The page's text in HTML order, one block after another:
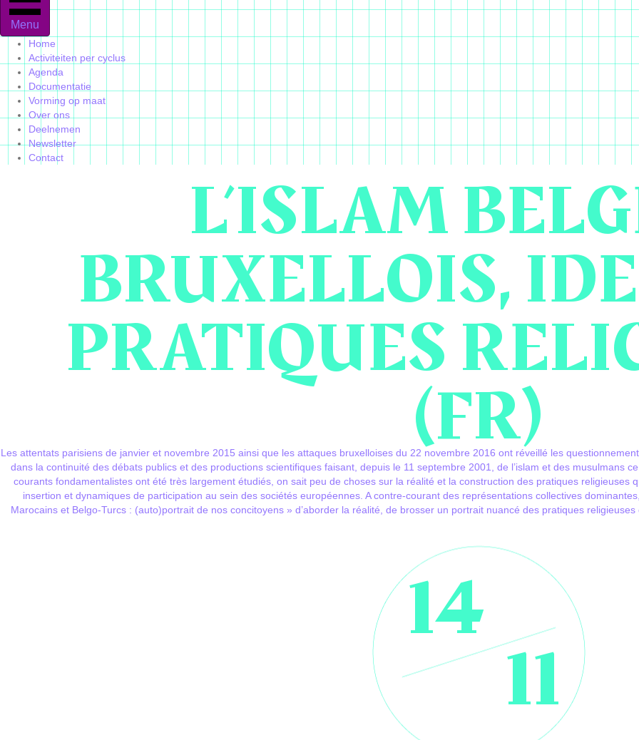
Menu
Home
Activiteiten per cyclus
Agenda
Documentatie
Vorming op maat
Over ons
Deelnemen
Newsletter
Contact
L’ISLAM
BRUXELLOIS,
PRATIQUES
(FR)
Les attentats parisiens de janvier et novembre 2015 ainsi que les attaques bruxelloises du 22 novembre 2016 ont réveillé les
dans la continuité des débats publics et des productions scientifiques faisant, depuis le 11 septembre 2001, de l’islam et des musulmans
courants fondamentalistes ont été très largement étudiés, on sait peu de choses sur la réalité et la construction des pratiques religieuses
insertion et dynamiques de participation au sein des sociétés européennes. A contre-courant des représentations collectives
Marocains et Belgo-Turcs : (auto)portrait de nos concitoyens » d’aborder la réalité, de brosser un portrait nuancé des pratiques
14
11